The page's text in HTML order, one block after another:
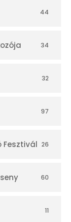
44
34
32
97
Fesztivál 26
60
11